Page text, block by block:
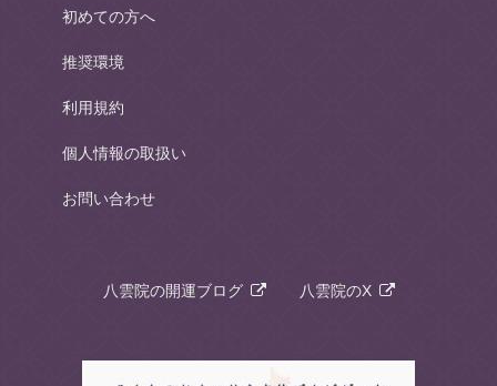
初めての方へ
推奨環境
利用規約
個人情報の取扱い
お問い合わせ
八雲院の開運ブログ 八雲院のX